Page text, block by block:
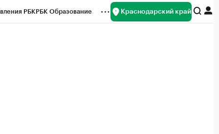
РБКРБК Образование Краснодарский край